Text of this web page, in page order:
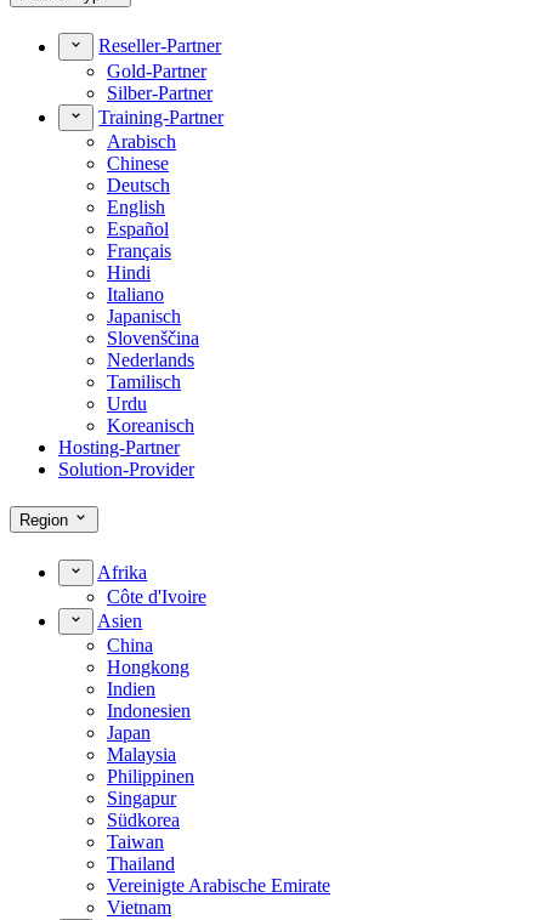
Reseller-Partner
Gold-Partner
Silber-Partner
Training-Partner
Arabisch
Chinese
Deutsch
English
Español
Français
Hindi
Italiano
Japanisch
Slovenščina
Nederlands
Tamilisch
Urdu
Koreanisch
Hosting-Partner
Solution-Provider
Region
Afrika
Côte d'Ivoire
Asien
China
Hongkong
Indien
Indonesien
Japan
Malaysia
Philippinen
Singapur
Südkorea
Taiwan
Thailand
Vereinigte Arabische Emirate
Vietnam